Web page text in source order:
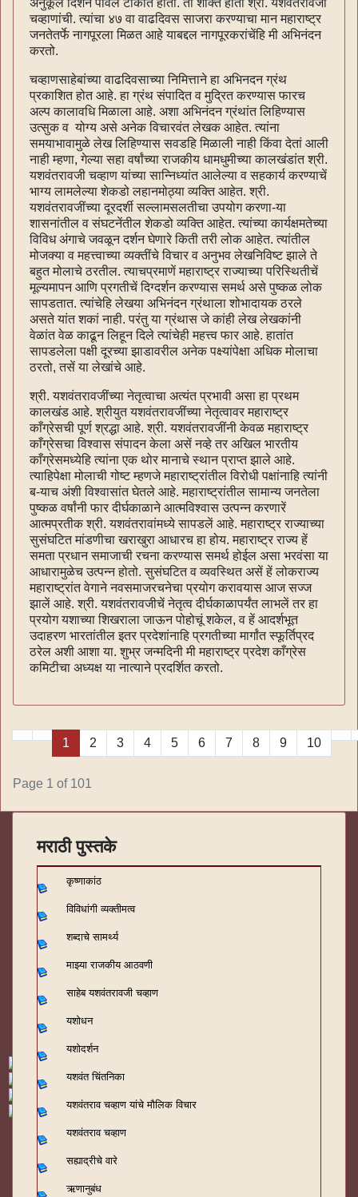
चव्हाणांची. त्यांचा ४७ वा वाढदिवस साजरा करण्याचा मान महाराष्ट्र
जनतेतर्फे नागपूरला मिळत आहे याबद्दल नागपूरकरांचेंहि मी अभिनंदन
करतो.
चव्हाणसाहेबांच्या वाढदिवसाच्या निमित्ताने हा अभिनदन ग्रंथ
प्रकाशित होत आहे. हा ग्रंथ संपादित व मुद्रित करण्यास फारच
अल्प कालावधि मिळाला आहे. अशा अभिनंदन ग्रंथांत लिहिण्यास
उत्सुक व योग्य असे अनेक विचारवंत लेखक आहेत. त्यांना
समयाभावामुळे लेख लिहिण्यास सवडहि मिळाली नाही किंवा देतां आली
नाही म्हणा, गेल्या सहा वर्षांच्या राजकीय धामधुमीच्या कालखंडांत श्री.
यशवंतरावजी चव्हाण यांच्या सान्निध्यांत आलेल्या व सहकार्य करण्याचें
भाग्य लामलेल्या शेकडो लहानमोठ्या व्यक्ति आहेत. श्री.
यशवंतरावजींच्या दूरदर्शी सल्लामसलतीचा उपयोग करणा-या
शासनांतील व संघटनेंतील शेकडो व्यक्ति आहेत. त्यांच्या कार्यक्षमतेच्या
विविध अंगाचे जवळून दर्शन घेणारे किती तरी लोक आहेत. त्यांतील
मोजक्या व महत्त्वाच्या व्यक्तींचे विचार व अनुभव लेखनिविष्ट झाले ते
बहुत मोलाचे ठरतील. त्याचप्रमाणें महाराष्ट्र राज्याच्या परिस्थितीचें
मूल्यमापन आणि प्रगतीचें दिग्दर्शन करण्यास समर्थ असे पुष्कळ लोक
सापडतात. त्यांचेहि लेखया अभिनंदन ग्रंथाला शोभादायक ठरले
असते यांत शकां नाही. परंतु या ग्रंथास जे कांही लेख लेखकांनी
वेळांत वेळ काढून लिहून दिले त्यांचेही महत्त्व फार आहे. हातांत
सापडलेला पक्षी दूरच्या झाडावरील अनेक पक्ष्यांपेक्षा अधिक मोलाचा
ठरतो, तसें या लेखांचे आहे.
श्री. यशवंतरावजींच्या नेतृत्वाचा अत्यंत प्रभावी असा हा प्रथम
कालखंड आहे. श्रीयुत यशवंतरावजींच्या नेतृत्वावर महाराष्ट्र
काँग्रेसची पूर्ण श्रद्धा आहे. श्री. यशवंतरावजींनी केवळ महाराष्ट्र
काँग्रेसचा विश्वास संपादन केला असें नव्हे तर अखिल भारतीय
काँग्रेसमध्येहि त्यांना एक थोर मानाचे स्थान प्राप्त झाले आहे.
त्याहिपेक्षा मोलाची गोष्ट म्हणजे महाराष्ट्रांतील विरोधी पक्षांनाहि त्यांनी
ब-याच अंशी विश्वासांत घेतले आहे. महाराष्ट्रांतील सामान्य जनतेला
पुष्कळ वर्षांनी फार दीर्घकाळाने आत्मविश्वास उत्पन्न करणारें
आत्मप्रतीक श्री. यशवंतरावांमध्ये सापडलें आहे. महाराष्ट्र राज्याच्या
सुसंघटित मांडणीचा खराखुरा आधारच हा होय. महाराष्ट्र राज्य हें
समता प्रधान समाजाची रचना करण्यास समर्थ होईल असा भरवंसा या
आधारामुळेच उत्पन्न होतो. सुसंघटित व व्यवस्थित असें हें लोकराज्य
महाराष्ट्रांत वेगाने नवसमाजरचनेचा प्रयोग करावयास आज सज्ज
झालें आहे. श्री. यशवंतरावजीचें नेतृत्व दीर्घकाळापर्यंत लाभलें तर हा
प्रयोग यशाच्या शिखराला जाऊन पोहोचूं शकेल, व हें आदर्शभूत
उदाहरण भारतांतील इतर प्रदेशांनाहि प्रगतीच्या मार्गांत स्फूर्तिप्रद
ठरेल अशी आशा या. शुभ्र जन्मदिनी मी महाराष्ट्र प्रदेश काँग्रेस
कमिटीचा अध्यक्ष या नात्याने प्रदर्शित करतो.
1 2 3 4 5 6 7 8 9 10
Page 1 of 101
मराठी पुस्तके
कृष्णाकांठ
विविधांगी व्यक्तीमत्व
शब्दाचे सामर्थ्य
माझ्या राजकीय आठवणी
साहेब यशवंतरावजी चव्हाण
यशोधन
यशोदर्शन
यशवंत चिंतनिका
यशवंतराव चव्हाण यांचे मौलिक विचार
यशवंतराव चव्हाण
सह्याद्रीचे वारे
ऋणानुबंध